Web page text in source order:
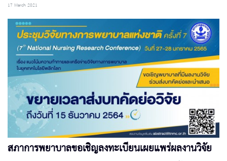
17 March 2021
สภาการพยาบาลขอเชิญลงทะเบียนเผยแพร่ผลงานวิจัย